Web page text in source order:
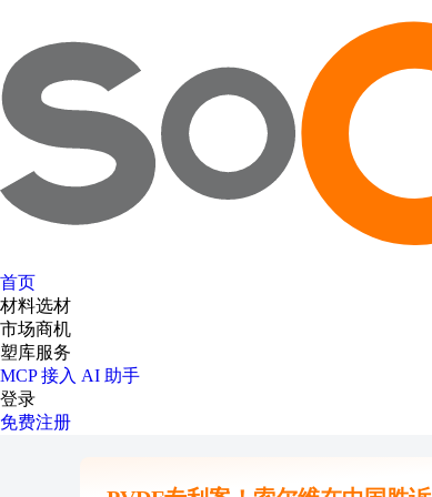
首页
材料选材
市场商机
塑库服务
MCP 接入 AI 助手
登录
免费注册